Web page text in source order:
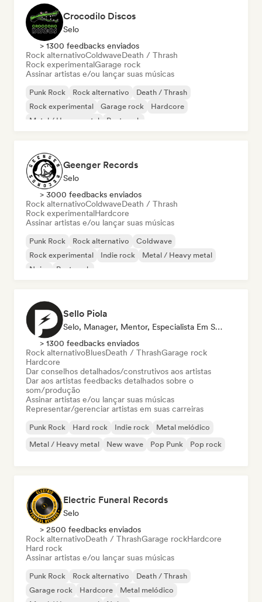
Crocodilo Discos
Selo
> 1300 feedbacks enviados
Rock alternativoColdwaveDeath / Thrash
Rock experimentalGarage rock
Assinar artistas e/ou lançar suas músicas
Punk Rock Rock alternativo
Death / Thrash
Rock experimental
Garage rock
Hardcore
Metal / Heavy metal
Post punk
Geenger Records
Selo
> 3000 feedbacks enviados
Rock alternativoColdwaveDeath / Thrash
Rock experimentalHardcore
Assinar artistas e/ou lançar suas músicas
Punk Rock Rock alternativo
Coldwave
Rock experimental
Indie rock
Metal / Heavy metal
Noise
Post punk
Sello Piola
Selo, Manager, Mentor, Especialista Em Som
> 1300 feedbacks enviados
Rock alternativoBluesDeath / ThrashGarage rock
Hardcore
Dar conselhos detalhados/construtivos aos artistas
Dar aos artistas feedbacks detalhados sobre o
som/produção
Assinar artistas e/ou lançar suas músicas
Representar/gerenciar artistas em suas carreiras
Punk Rock Hard rock Indie rock
Metal melódico
Metal / Heavy metal
New wave Pop Punk Pop rock
Electric Funeral Records
Selo
> 2500 feedbacks enviados
Rock alternativoDeath / ThrashGarage rockHardcore
Hard rock
Assinar artistas e/ou lançar suas músicas
Punk Rock Rock alternativo
Death / Thrash
Garage rock
Hardcore
Metal melódico